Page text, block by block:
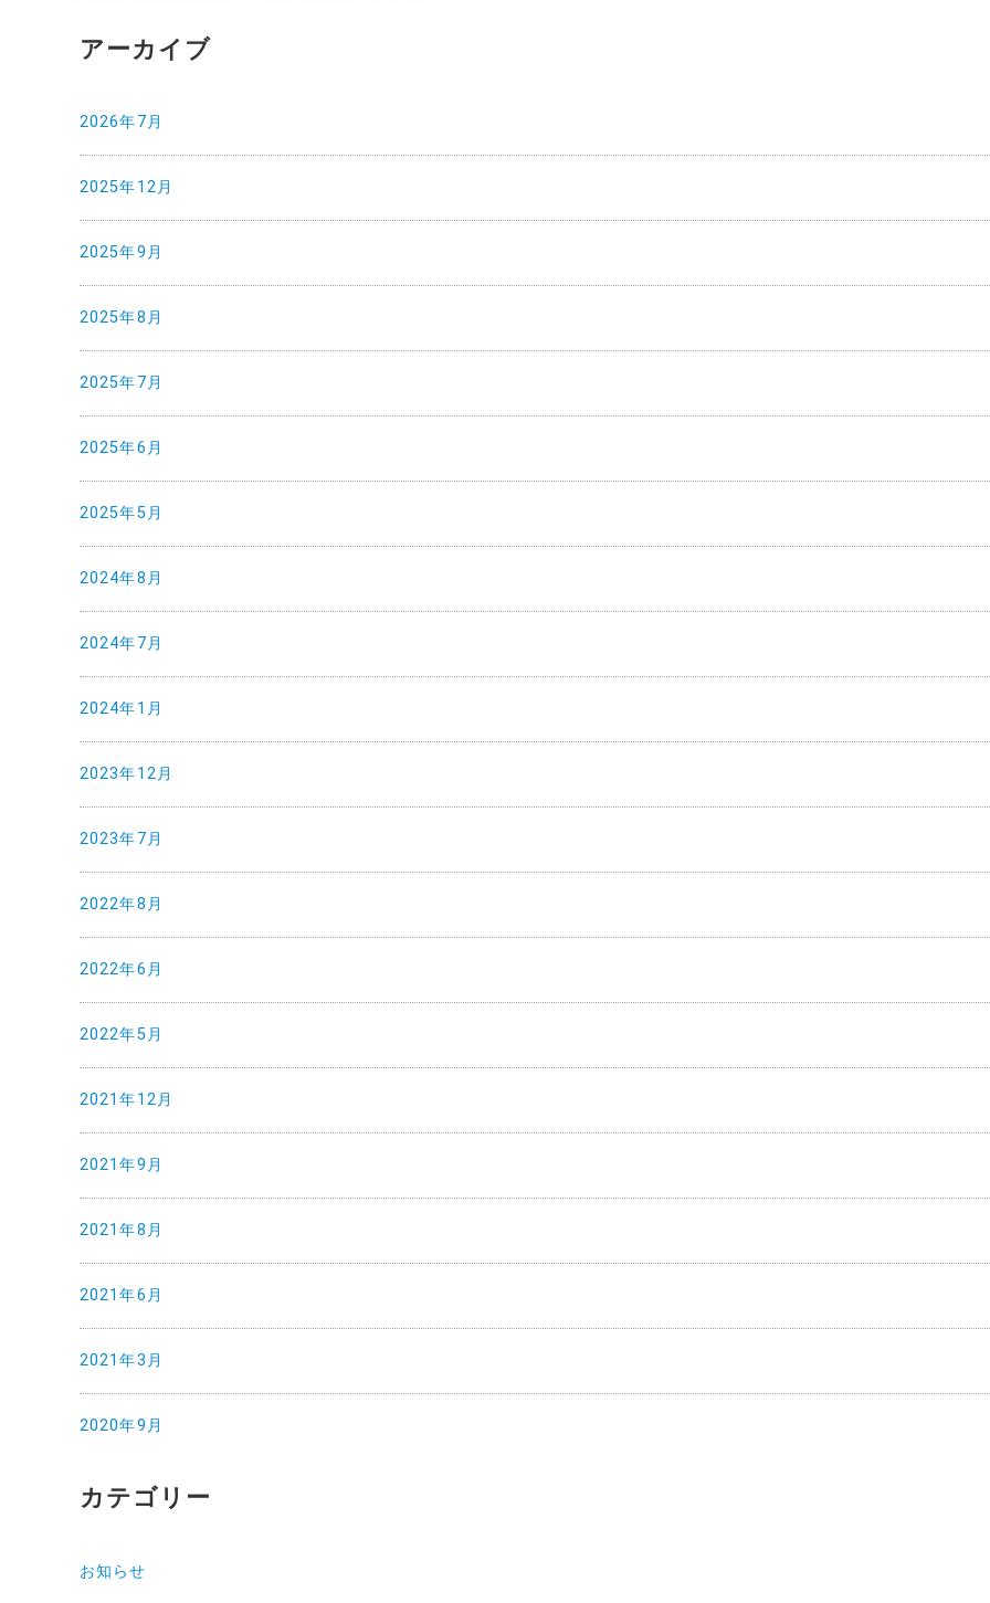
アーカイブ
2026年7月
2025年12月
2025年9月
2025年8月
2025年7月
2025年6月
2025年5月
2024年8月
2024年7月
2024年1月
2023年12月
2023年7月
2022年8月
2022年6月
2022年5月
2021年12月
2021年9月
2021年8月
2021年6月
2021年3月
2020年9月
カテゴリー
お知らせ